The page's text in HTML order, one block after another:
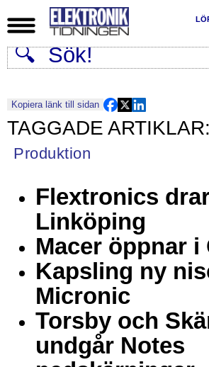
Kopiera länk till sidan
Produktion
Flextronics
Linköping
Macer öppnar i
Kapsling ny
Micronic
Torsby och
undgår Notes